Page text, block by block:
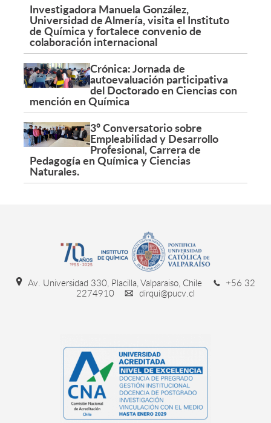
Investigadora Manuela González,
Universidad de Almería, visita el Instituto
de Química y fortalece convenio de
colaboración internacional
Crónica: Jornada de
autoevaluación participativa
del Doctorado en Ciencias con
mención en Química
3º Conversatorio sobre
Empleabilidad y Desarrollo
Profesional, Carrera de
Pedagogía en Química y Ciencias
Naturales.
Av. Universidad 330, Placilla, Valparaiso, Chile
+56 32
2274910
dirqui@pucv.cl